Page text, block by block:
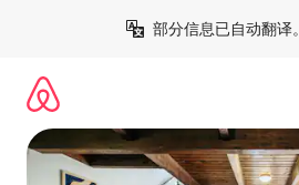
部分信息已自动翻译。